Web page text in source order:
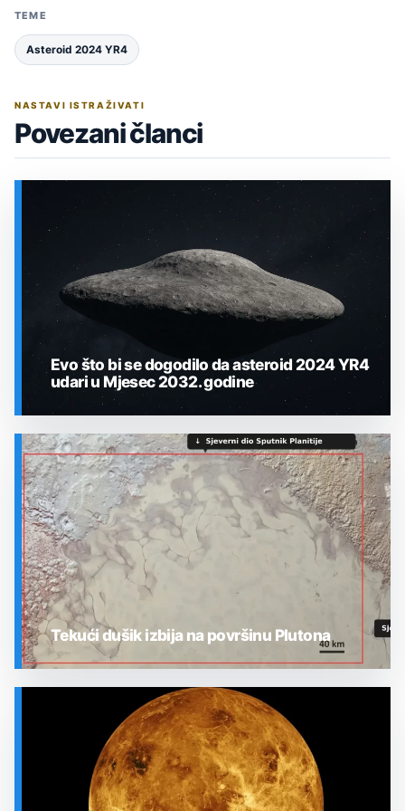
TEME
Asteroid 2024 YR4
NASTAVI ISTRAŽIVATI
Povezani članci
SVEMIR
Evo što bi se dogodilo da asteroid 2024 YR4
udari u Mjesec 2032. godine
Tekući dušik izbija na površinu Plutona